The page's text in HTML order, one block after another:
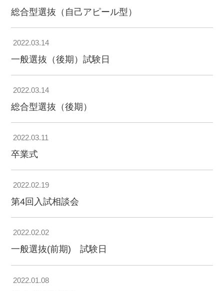
総合型選抜（自己アピール型）
2022.03.14
一般選抜（後期）試験日
2022.03.14
総合型選抜（後期）
2022.03.11
卒業式
2022.02.19
第4回入試相談会
2022.02.02
一般選抜(前期) 試験日
2022.01.08